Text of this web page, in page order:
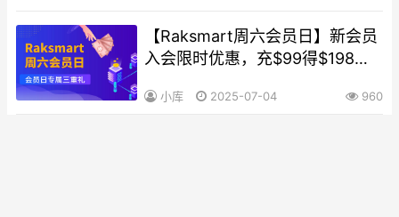
【Raksmart周六会员日】新会员
入会限时优惠，充$99得$198，
小库 2025-07-04 960